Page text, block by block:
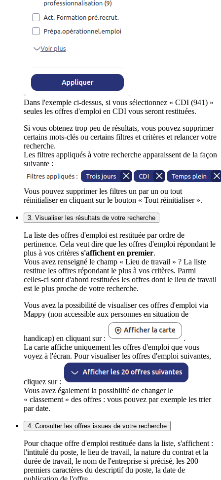
Dans l'exemple ci-dessus, si vous sélectionnez « CDI (941) »
seules les offres d'emploi en CDI vous seront restituées.
Si vous obtenez trop peu de résultats, vous pouvez supprimer
certains mots-clés ou certains filtres et critères et relancer votre
recherche.
Les filtres appliqués à votre recherche apparaissent de la façon
suivante :
Vous pouvez supprimer les filtres un par un ou tout
réinitialiser en cliquant sur le bouton « Tout réinitialiser ».
3. Visualiser les résultats de votre recherche
La liste des offres d'emploi est restituée par ordre de
pertinence. Cela veut dire que les offres d'emploi répondant le
plus à vos critères s'affichent en premier.
Vous avez renseigné le champ « Lieu de travail » ? La liste
restitue les offres répondant le plus à vos critères. Parmi
celles-ci sont d'abord restituées les offres dont le lieu de travail
est le plus proche de votre recherche.
Vous avez la possibilité de visualiser ces offres d'emploi via
Mappy (non accessible aux personnes en situation de
handicap) en cliquant sur :
.
La carte affiche uniquement les offres d'emploi que vous
voyez à l'écran. Pour visualiser les offres d'emploi suivantes,
cliquez sur :
Vous avez également la possibilité de changer le
« classement » des offres : vous pouvez par exemple les trier
par date.
4. Consulter les offres issues de votre recherche
Pour chaque offre d'emploi restituée dans la liste, s'affichent :
l'intitulé du poste, le lieu de travail, la nature du contrat et la
durée de travail, le nom de l'entreprise si précisé, les 200
premiers caractères du descriptif du poste, la date de